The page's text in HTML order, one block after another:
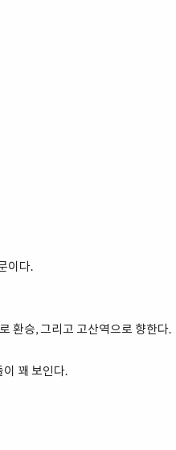
이다.
환승, 그리고 고산역으로 향한다.
꽤 보인다.